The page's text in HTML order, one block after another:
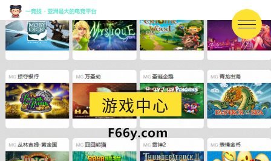
游戏中心